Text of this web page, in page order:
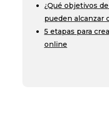
¿Qué objetivos
pueden alcanzar
5 etapas para
online